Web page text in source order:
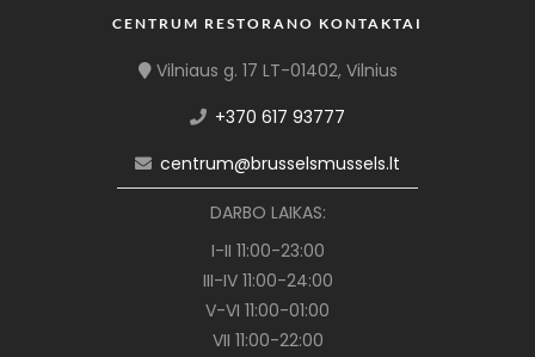
CENTRUM RESTORANO KONTAKTAI
Vilniaus g. 17 LT-01402, Vilnius
+370 617 93777
centrum@brusselsmussels.lt
DARBO LAIKAS:
I-II 11:00-23:00
III-IV 11:00-24:00
V-VI 11:00-01:00
VII 11:00-22:00